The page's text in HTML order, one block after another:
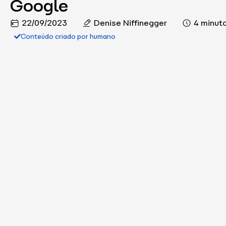
Google
22/09/2023 Denise Niffinegger 4
Conteúdo criado por humano